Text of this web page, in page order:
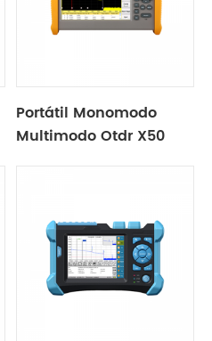
Portátil Monomodo
Multimodo Otdr X50